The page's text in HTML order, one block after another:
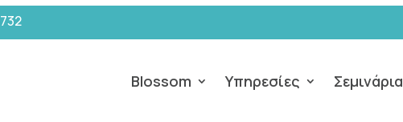
Blossom Υπηρεσίες Σεμινάρια